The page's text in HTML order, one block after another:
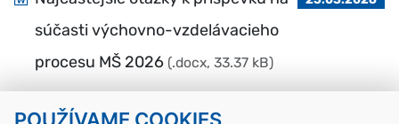
súčasti výchovno-vzdelávacieho
procesu MŠ 2026 (.docx, 33.37 kB)